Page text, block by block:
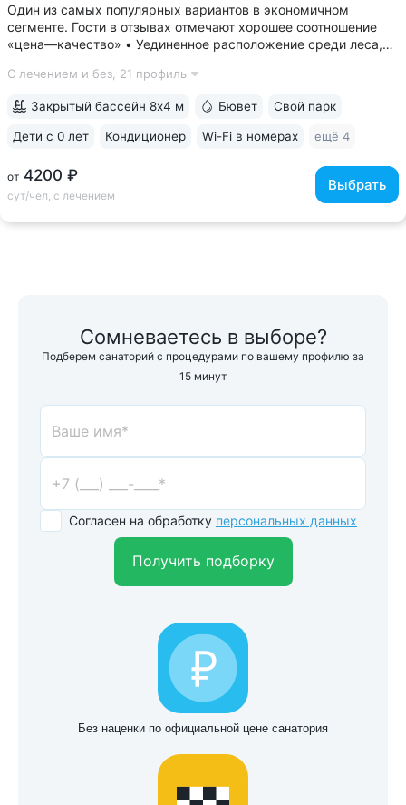
Один из самых популярных вариантов в экономичном
сегменте. Гости в отзывах отмечают хорошее соотношение
«цена—качество» • Уединенное расположение среди леса,
заповедника 6 га с цветущими деревьями, беседками,
С лечением и без, 21 профиль
от 4200 ₽
сут/чел, с лечением
Выбрать
Закрытый бассейн 8х4 м Бювет Свой парк
Дети с 0 лет Кондиционер Wi-Fi в номерах ещё 4
Сомневаетесь в выборе?
Подберем санаторий с процедурами по вашему профилю за
15 минут
Согласен на обработку персональных данных
Получить подборку
Без наценки по официальной цене санатория